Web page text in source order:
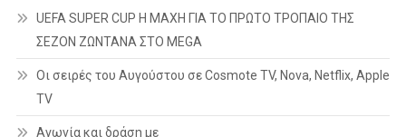
UEFA SUPER CUP Η ΜΑΧΗ ΓΙΑ ΤΟ ΠΡΩΤΟ ΤΡΟΠΑΙΟ ΤΗΣ
ΣΕΖΟΝ ΖΩΝΤΑΝΑ ΣΤΟ MEGA
Οι σειρές του Αυγούστου σε Cosmote TV, Nova, Netflix, Apple
TV
Αγωνία και δράση με